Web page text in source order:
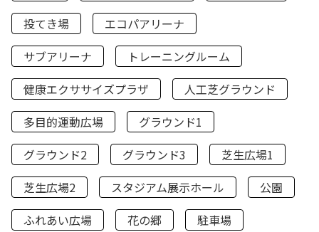
投てき場
エコパアリーナ
サブアリーナ
トレーニングルーム
健康エクササイズプラザ
人工芝グラウンド
多目的運動広場
グラウンド1
グラウンド2
グラウンド3
芝生広場1
芝生広場2
スタジアム展示ホール
公園
ふれあい広場
花の郷
駐車場